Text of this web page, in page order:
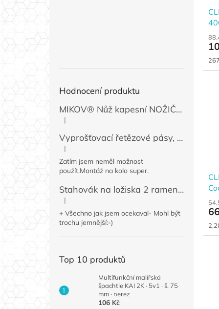
Hodnocení produktu
MIKOV® Nůž kapesní NOŽIČKA 131-NZn-1 zavírací, 74 mm
Hodnocení produktu je 5 z 5 hvězdiček.
|
Vyprošťovací řetězové pásy, 2 ks
Hodnocení produktu je 5 z 5 hvězdiček.
|
Zatím jsem neměl možnost
použít.Montáž na kolo super.
Stahovák na ložiska 2 ramenný MINI 50 / 60 mm
Hodnocení produktu je 4 z 5 hvězdiček.
|
+ Všechno jak jsem ocekaval- Mohl být
trochu jemnější:-)
Top 10 produktů
Multifunkční malířská
špachtle KAI 2K · 5v1 · š. 75
mm · nerez
106 Kč